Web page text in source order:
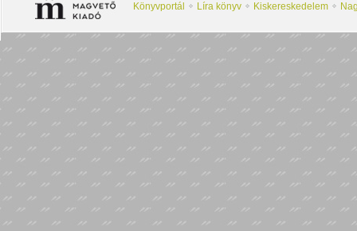
Könyvportál Líra könyv Kiskereskedelem